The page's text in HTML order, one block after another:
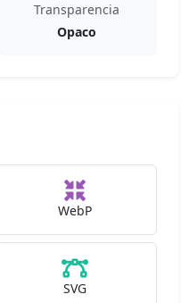
Transparencia
Opaco
WebP
SVG